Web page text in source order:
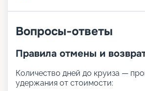
Вопросы-ответы
Правила отмены и
Количество дней до круиза —
удержания от стоимости: